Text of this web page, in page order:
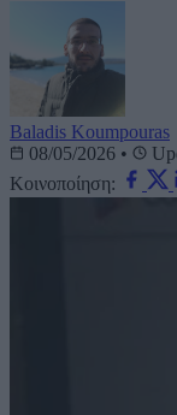
Baladis Koumpouras
08/05/2026 •
Κοινοποίηση: